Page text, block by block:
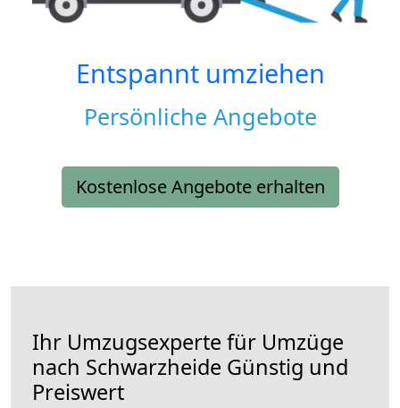
Entspannt umziehen
Persönliche Angebote
Kostenlose Angebote erhalten
Ihr Umzugsexperte für Umzüge
nach Schwarzheide Günstig und
Preiswert